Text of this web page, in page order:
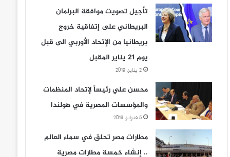
تأجيل تصويت موافقة البرلمان
البريطاني على إتفاقية خروج
بريطانيا من الإتحاد الأوربي الى قبل
يوم 21 يناير المقبل
2 يناير، 2019
محسن علي رئيساً لإتحاد المنظمات
والمؤسسات المصرية في هولندا
5 فبراير، 2019
مطارات مصر تحلق في سماء العالم
.. إنشاء خمسة مطارات مصرية